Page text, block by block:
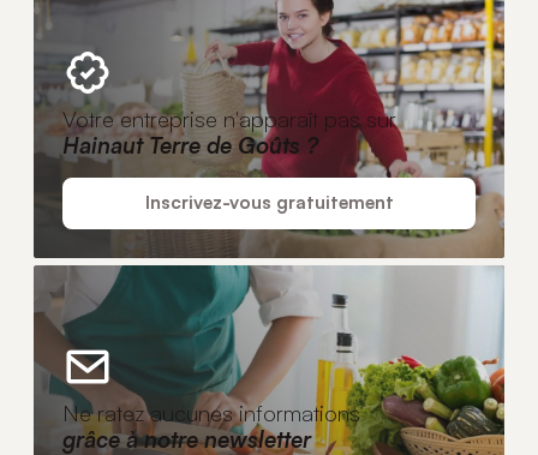
Votre entreprise n'apparaît pas sur
Hainaut Terre de Goûts ?
Inscrivez-vous gratuitement
Ne ratez aucunes informations
grâce à notre newsletter